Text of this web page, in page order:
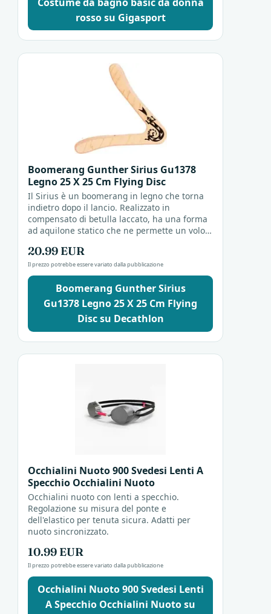
rosso su Gigasport
Boomerang Gunther Sirius Gu1378
Legno 25 X 25 Cm Flying Disc
Il Sirius è un boomerang in legno che torna
indietro dopo il lancio. Realizzato in
compensato di betulla laccato, ha una forma
ad aquilone statico che ne permette un volo
mare,...
20.99 EUR
Il prezzo potrebbe essere variato dalla pubblicazione
Boomerang Gunther Sirius
Gu1378 Legno 25 X 25 Cm Flying
Disc su Decathlon
Occhialini Nuoto 900 Svedesi Lenti A
Specchio Occhialini Nuoto
Occhialini nuoto con lenti a specchio.
Regolazione su misura del ponte e
dell'elastico per tenuta sicura. Adatti per
nuoto sincronizzato.
10.99 EUR
Il prezzo potrebbe essere variato dalla pubblicazione
Occhialini Nuoto 900 Svedesi Lenti
A Specchio Occhialini Nuoto su